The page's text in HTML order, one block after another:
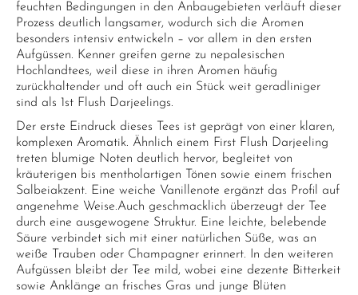
feuchten Bedingungen in den Anbaugebieten verläuft dieser
Prozess deutlich langsamer, wodurch sich die Aromen
besonders intensiv entwickeln – vor allem in den ersten
Aufgüssen. Kenner greifen gerne zu nepalesischen
Hochlandtees, weil diese in ihren Aromen häufig
zurückhaltender und oft auch ein Stück weit geradliniger
sind als 1st Flush Darjeelings.
Der erste Eindruck dieses Tees ist geprägt von einer klaren,
komplexen Aromatik. Ähnlich einem First Flush Darjeeling
treten blumige Noten deutlich hervor, begleitet von
kräuterigen bis mentholartigen Tönen sowie einem frischen
Salbeiakzent. Eine weiche Vanillenote ergänzt das Profil auf
angenehme Weise.Auch geschmacklich überzeugt der Tee
durch eine ausgewogene Struktur. Eine leichte, belebende
Säure verbindet sich mit einer natürlichen Süße, was an
weiße Trauben oder Champagner erinnert. In den weiteren
Aufgüssen bleibt der Tee mild, wobei eine dezente Bitterkeit
sowie Anklänge an frisches Gras und junge Blüten